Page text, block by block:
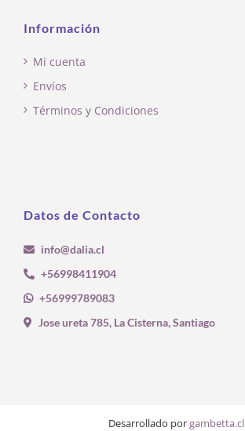
Información
Mi cuenta
Envíos
Términos y Condiciones
Datos de Contacto
info@dalia.cl
+56998411904
+56999789083
Jose ureta 785, La Cisterna, Santiago
Desarrollado porgambetta.cl